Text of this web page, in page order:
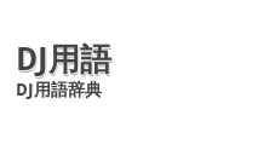
DJ用語
DJ用語辞典